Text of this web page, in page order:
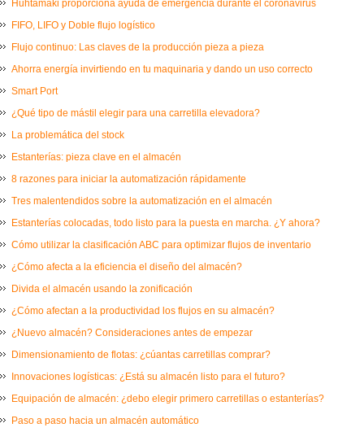
Huhtamaki proporciona ayuda de emergencia durante el coronavirus
FIFO, LIFO y Doble flujo logístico
Flujo continuo: Las claves de la producción pieza a pieza
Ahorra energía invirtiendo en tu maquinaria y dando un uso correcto
Smart Port
¿Qué tipo de mástil elegir para una carretilla elevadora?
La problemática del stock
Estanterías: pieza clave en el almacén
8 razones para iniciar la automatización rápidamente
Tres malentendidos sobre la automatización en el almacén
Estanterías colocadas, todo listo para la puesta en marcha. ¿Y ahora?
Cómo utilizar la clasificación ABC para optimizar flujos de inventario
¿Cómo afecta a la eficiencia el diseño del almacén?
Divida el almacén usando la zonificación
¿Cómo afectan a la productividad los flujos en su almacén?
¿Nuevo almacén? Consideraciones antes de empezar
Dimensionamiento de flotas: ¿cúantas carretillas comprar?
Innovaciones logísticas: ¿Está su almacén listo para el futuro?
Equipación de almacén: ¿debo elegir primero carretillas o estanterías?
Paso a paso hacia un almacén automático